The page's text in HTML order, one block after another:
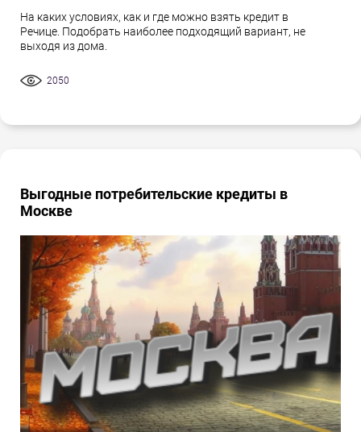
На каких условиях, как и где можно взять кредит в
Речице. Подобрать наиболее подходящий вариант, не
выходя из дома.
2050
Выгодные потребительские кредиты в
Москве